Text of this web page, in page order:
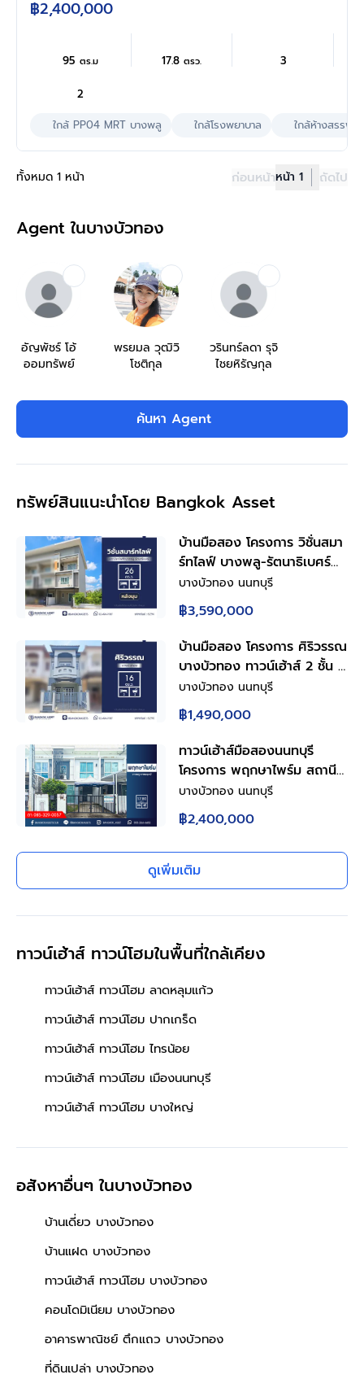
ทำเลดี เพียง 8 นาทีก็ถึงรถไฟฟ้าสายสีม่วง "สถานี
บางพลู" ใกล้จุดขึ้นทางด่วน "ศรีรัช" ราคาพิเศษ...
฿2,400,000
95ตร.ม 17.8ตรว. 3
2
ใกล้ PP04 MRT บางพลู
ใกล้โรงพยาบาล ใกล้ห้างสรรพสิ
ทั้งหมด 1 หน้า ก่อนหน้าหน้า 1 ถัดไป
Agent ในบางบัวทอง
อัญพัชร์ โอ้
ออมทรัพย์
พรยมล วุฒิวิ
โชติกุล
วรินทร์ลดา รุจิ
ไชยหิรัญกุล
ค้นหา Agent
ทรัพย์สินแนะนำโดย Bangkok Asset
บ้านมือสอง โครงการ วิชั่นสมา
ร์ทไลฟ์ บางพลู-รัตนาธิเบศร์
ทาวน์เฮ้าส์ 3 ชั้น 3 ห้องนอน 3
ห้องน้ำ ทำเลบางบัวทอง
นนทบุรี ติดสถานีรถไฟฟ้าสายสี
ม่วง บางพลู ใกล้เซ็นทรัล
เวสต์เกต พร้อมเข้าอยู่
บางบัวทอง นนทบุรี
฿3,590,000
บ้านมือสอง โครงการ ศิริวรรณ
บางบัวทอง ทาวน์เฮ้าส์ 2 ชั้น 3
ห้องนอน 2 ห้องน้ำ ทำเล
บางบัวทอง นนทบุรี ใกล้
รถไฟฟ้าสายสีม่วง สถานีคลอง
บางไผ่ ใกล้เซ็นทรัล เวสต์เกต
เดินทางสะดวก พร้อมเข้าอยู่
บางบัวทอง นนทบุรี
฿1,490,000
ทาวน์เฮ้าส์มือสองนนทบุรี
โครงการ พฤกษาไพร์ม สถานี
รถไฟฟ้าบางพลู-ราชพฤกษ์
เนื้อที่เกือบ 18 ตร.ว. ฟังก์ชัน 3
ห้องนอน 2 ห้องน้ำ 1 ที่จอดรถ
แถมฟรี! 2 เครื่องปรับอากาศ 1
เครื่องทำน้ำอุ่น บนทำเลดี
เพียง 8 นาทีก็ถึงรถไฟฟ้าสายสี
บางบัวทอง นนทบุรี
฿2,400,000
ดูเพิ่มเติม
ทาวน์เฮ้าส์ ทาวน์โฮมในพื้นที่ใกล้เคียง
ทาวน์เฮ้าส์ ทาวน์โฮม ลาดหลุมแก้ว
ทาวน์เฮ้าส์ ทาวน์โฮม ปากเกร็ด
ทาวน์เฮ้าส์ ทาวน์โฮม ไทรน้อย
ทาวน์เฮ้าส์ ทาวน์โฮม เมืองนนทบุรี
ทาวน์เฮ้าส์ ทาวน์โฮม บางใหญ่
อสังหาอื่นๆในบางบัวทอง
บ้านเดี่ยว บางบัวทอง
บ้านแฝด บางบัวทอง
ทาวน์เฮ้าส์ ทาวน์โฮม บางบัวทอง
คอนโดมิเนียม บางบัวทอง
อาคารพาณิชย์ ตึกแถว บางบัวทอง
ที่ดินเปล่า บางบัวทอง